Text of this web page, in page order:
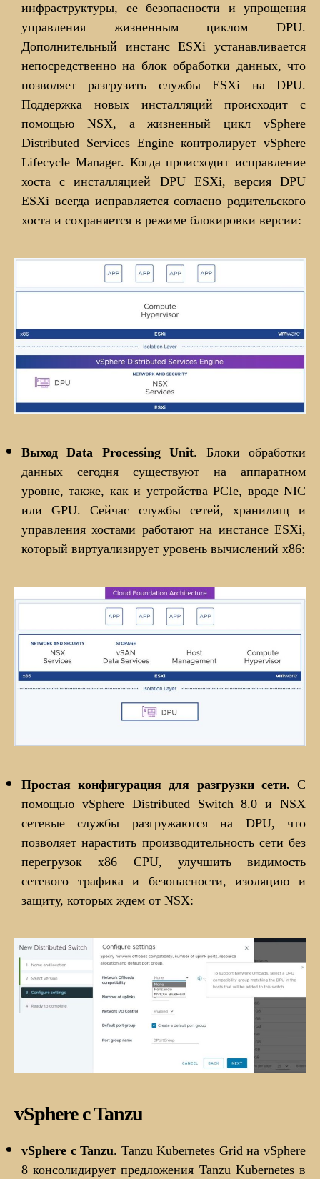
инфраструктуры, ее безопасности и упрощения
управления жизненным циклом DPU.
Дополнительный инстанс ESXi устанавливается
непосредственно на блок обработки данных, что
позволяет разгрузить службы ESXi на DPU.
Поддержка новых инсталляций происходит с
помощью NSX, а жизненный цикл vSphere
Distributed Services Engine контролирует vSphere
Lifecycle Manager. Когда происходит исправление
хоста с инсталляцией DPU ESXi, версия DPU
ESXi всегда исправляется согласно родительского
хоста и сохраняется в режиме блокировки версии:
Выход Data Processing Unit. Блоки обработки
данных сегодня существуют на аппаратном
уровне, также, как и устройства PCIe, вроде NIC
или GPU. Сейчас службы сетей, хранилищ и
управления хостами работают на инстансе ESXi,
который виртуализирует уровень вычислений x86:
Простая конфигурация для разгрузки сети. С
помощью vSphere Distributed Switch 8.0 и NSX
сетевые службы разгружаются на DPU, что
позволяет нарастить производительность сети без
перегрузок x86 CPU, улучшить видимость
сетевого трафика и безопасности, изоляцию и
защиту, которых ждем от NSX:
vSphere с Tanzu
vSphere с Tanzu. Tanzu Kubernetes Grid на vSphere
8 консолидирует предложения Tanzu Kubernetes в